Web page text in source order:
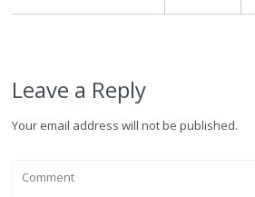
Leave a Reply
Your email address will not be published.